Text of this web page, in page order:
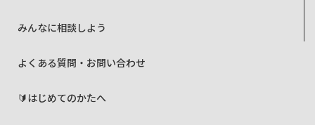
みんなに相談しよう
よくある質問・お問い合わせ
🔰はじめてのかたへ